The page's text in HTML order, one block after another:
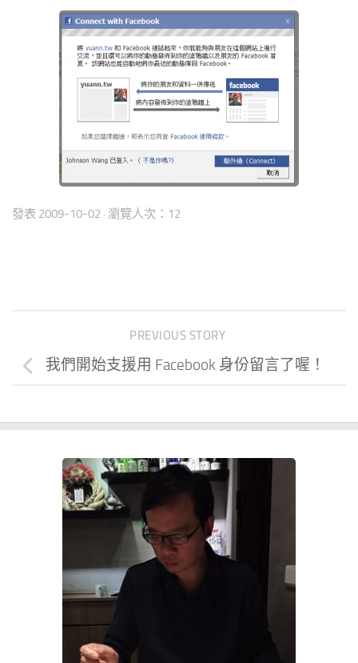
發表 2009-10-02 · 瀏覽人次：12
PREVIOUS STORY
我們開始支援用 Facebook 身份留言了喔！